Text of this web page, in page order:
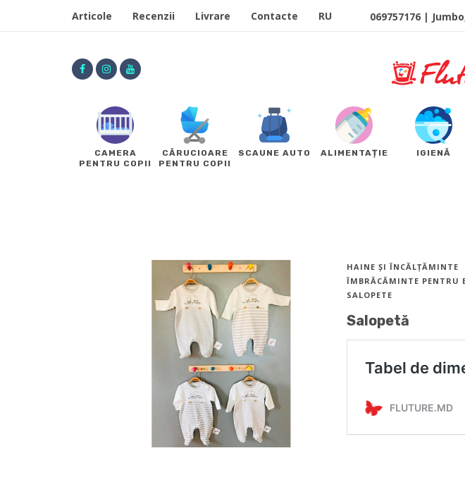
Articole Recenzii Livrare Contacte RU 069757176 |
CAMERA
PENTRU COPII
CĂRUCIOARE
PENTRU COPII
SCAUNE AUTO ALIMENTAȚIE IGIENĂ
HAINE ȘI ÎNCĂLȚĂMINTE
ÎMBRĂCĂMINTE PENTRU
SALOPETE
Salopetă